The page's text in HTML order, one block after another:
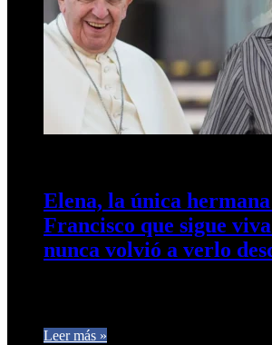
Elena, la única
Francisco que sigue
nunca volvió a verlo
Leer más »